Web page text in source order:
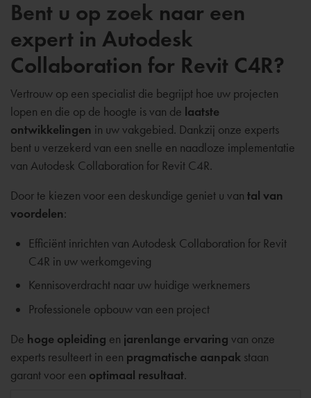
Bent u op zoek naar een
expert in Autodesk
Collaboration for Revit C4R?
Vertrouw op een specialist die begrijpt hoe uw projecten
lopen en die op de hoogte is van de laatste
ontwikkelingen in uw vakgebied. Dankzij onze experts
bent u verzekerd van een snelle en naadloze implementatie
van Autodesk Collaboration for Revit C4R.
Door te kiezen voor een deskundige geniet u van tal van
voordelen:
Efficiënt inrichten van Autodesk Collaboration for Revit
C4R in uw werkomgeving
Kennisoverdracht naar uw huidige werknemers
Professionele opbouw van een project
De hoge opleiding en jarenlange ervaring van onze
experts resulteert in een pragmatische aanpak staan
garant voor een optimaal resultaat.